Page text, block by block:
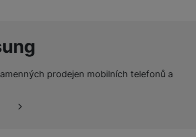
prodejen mobilních telefonů a